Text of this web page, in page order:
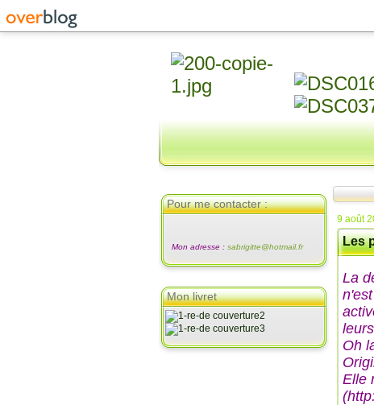
Pour me contacter :
Mon adresse : sabrigitte@hotmail.fr
Mon livret
9 août
Les
La
Oh
Elle
(